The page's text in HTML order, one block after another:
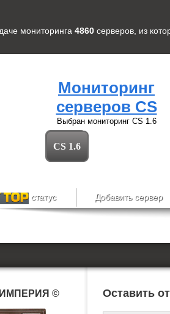
мониторинга 4860 серверов , из
Мониторинг
серверов CS
Выбран мониторинг CS 1.6
CS 1.6
статус Добавить сервер
© Оставить